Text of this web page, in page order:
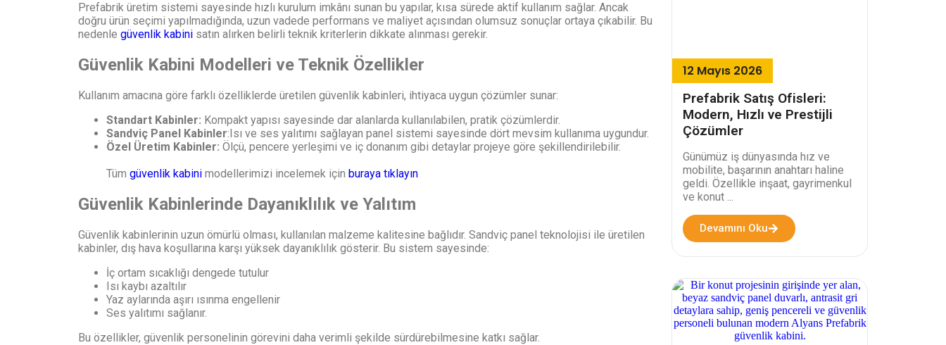
Prefabrik üretim sistemi sayesinde hızlı kurulum imkânı sunan bu yapılar, kısa sürede aktif kullanım sağlar. Ancak
doğru ürün seçimi yapılmadığında, uzun vadede performans ve maliyet açısından olumsuz sonuçlar ortaya çıkabilir. Bu
nedenle güvenlik kabini satın alırken belirli teknik kriterlerin dikkate alınması gerekir.
Güvenlik Kabini Modelleri ve Teknik Özellikler
Kullanım amacına göre farklı özelliklerde üretilen güvenlik kabinleri, ihtiyaca uygun çözümler sunar:
Standart Kabinler: Kompakt yapısı sayesinde dar alanlarda kullanılabilen, pratik çözümlerdir.
Sandviç Panel Kabinler:Isı ve ses yalıtımı sağlayan panel sistemi sayesinde dört mevsim kullanıma uygundur.
Özel Üretim Kabinler: Ölçü, pencere yerleşimi ve iç donanım gibi detaylar projeye göre şekillendirilebilir.
Tüm güvenlik kabini modellerimizi incelemek için buraya tıklayın
Güvenlik Kabinlerinde Dayanıklılık ve Yalıtım
Güvenlik kabinlerinin uzun ömürlü olması, kullanılan malzeme kalitesine bağlıdır. Sandviç panel teknolojisi ile üretilen
kabinler, dış hava koşullarına karşı yüksek dayanıklılık gösterir. Bu sistem sayesinde:
İç ortam sıcaklığı dengede tutulur
Isı kaybı azaltılır
Yaz aylarında aşırı ısınma engellenir
Ses yalıtımı sağlanır.
Bu özellikler, güvenlik personelinin görevini daha verimli şekilde sürdürebilmesine katkı sağlar.
12 Mayıs 2026
Prefabrik Satış Ofisleri:
Modern, Hızlı ve Prestijli
Çözümler
Günümüz iş dünyasında hız ve
mobilite, başarının anahtarı haline
geldi. Özellikle inşaat, gayrimenkul
ve konut ...
Devamını Oku